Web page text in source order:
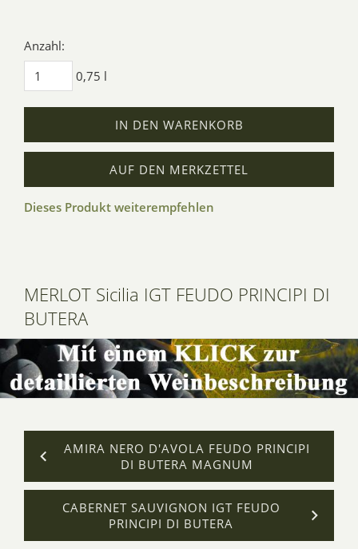
Anzahl:
0,75 l
IN DEN WARENKORB
AUF DEN MERKZETTEL
Dieses Produkt weiterempfehlen
MERLOT Sicilia IGT FEUDO PRINCIPI DI
BUTERA
AMIRA NERO D'AVOLA FEUDO PRINCIPI
DI BUTERA MAGNUM
CABERNET SAUVIGNON IGT FEUDO
PRINCIPI DI BUTERA